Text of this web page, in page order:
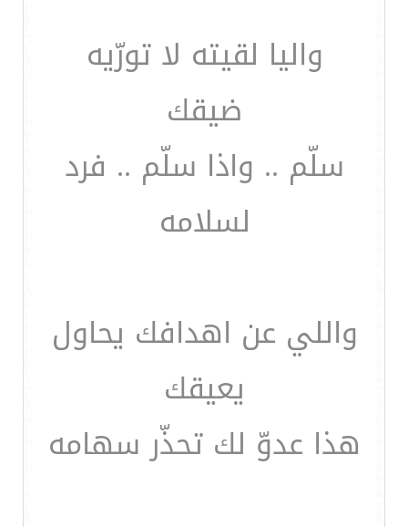
واليا لقيته لا تورّيه
ضيقك
سلّم .. واذا سلّم .. فرد
لسلامه
واللي عن اهدافك يحاول
يعيقك
هذا عدوّ لك تحذّر سهامه